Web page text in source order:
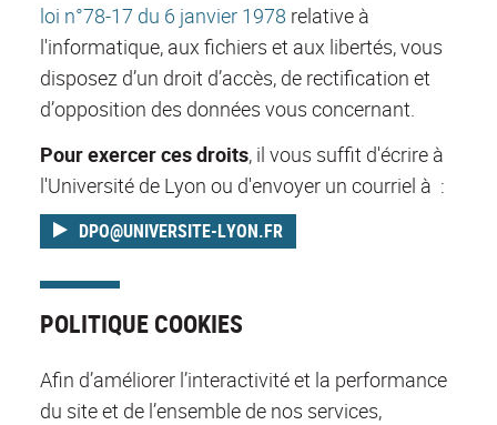
loi n°78-17 du 6 janvier 1978 relative à
l'informatique, aux fichiers et aux libertés, vous
disposez d’un droit d’accès, de rectification et
d’opposition des données vous concernant.
Pour exercer ces droits, il vous suffit d'écrire à
l'Université de Lyon ou d'envoyer un courriel à :
DPO@UNIVERSITE-LYON.FR
POLITIQUE COOKIES
Afin d’améliorer l’interactivité et la performance
du site et de l’ensemble de nos services,